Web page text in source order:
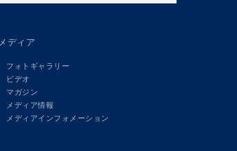
メディア
フォトギャラリー
ビデオ
マガジン
メディア情報
メディアインフォメーション